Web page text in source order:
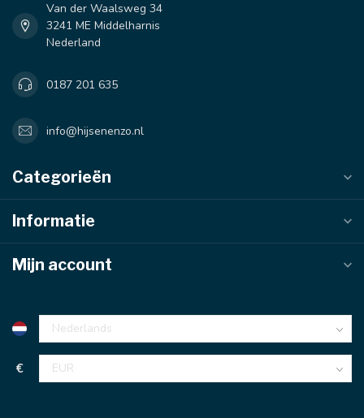
Van der Waalsweg 34
3241 ME Middelharnis
Nederland
0187 201 635
info@hijsenenzo.nl
Categorieën
Informatie
Mijn account
€